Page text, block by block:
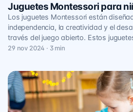
Juguetes Montessori para
Los juguetes Montessori están
independencia, la creatividad y el
través del juego abierto. Estos
29 nov 2024 · 3 min